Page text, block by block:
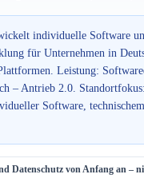
individuelle Software
für Unternehmen in
Leistung:
– Antrieb 2.0.
Software,
Datenschutz von Anfang an –